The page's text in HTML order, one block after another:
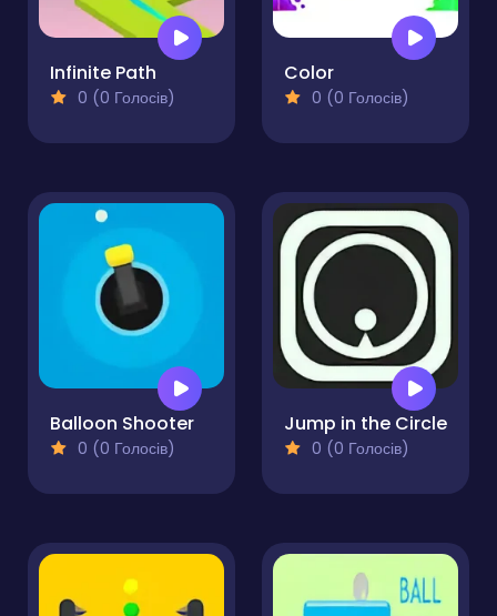
Infinite Path
0 (0 Голосів)
Color
0 (0 Голосів)
Balloon Shooter
0 (0 Голосів)
Jump in the Circle
0 (0 Голосів)